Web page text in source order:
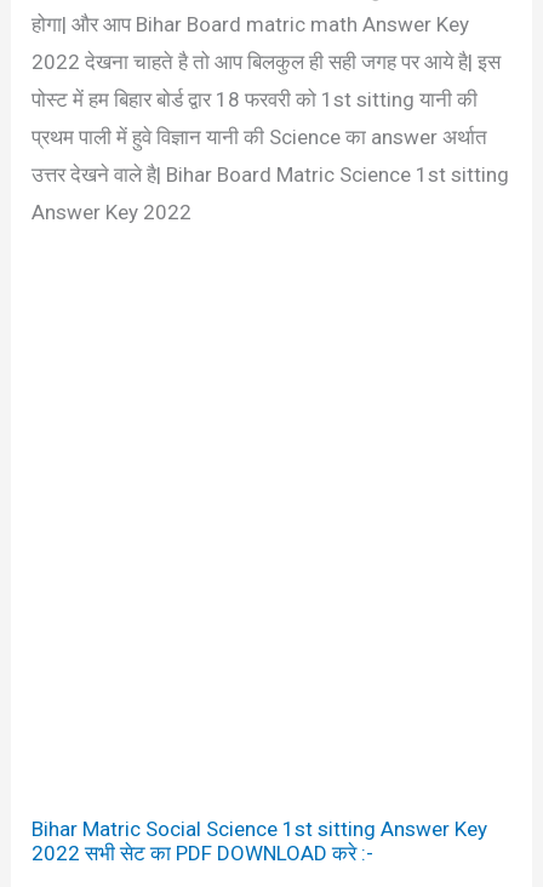
होगा| और आप Bihar Board matric math Answer Key
2022 देखना चाहते है तो आप बिलकुल ही सही जगह पर आये है| इस
पोस्ट में हम बिहार बोर्ड द्वार 18 फरवरी को 1st sitting यानी की
प्रथम पाली में हुवे विज्ञान यानी की Science का answer अर्थात
उत्तर देखने वाले है| Bihar Board Matric Science 1st sitting
Answer Key 2022
Bihar Matric Social Science 1st sitting Answer Key
2022 सभी सेट का PDF DOWNLOAD करे :-